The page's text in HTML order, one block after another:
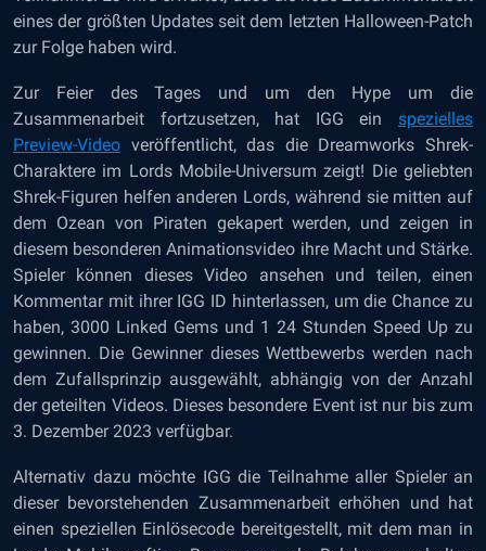
eines der größten Updates seit dem letzten Halloween-Patch
zur Folge haben wird.
Zur Feier des Tages und um den Hype um die
Zusammenarbeit fortzusetzen, hat IGG ein spezielles
Preview-Video veröffentlicht, das die Dreamworks Shrek-
Charaktere im Lords Mobile-Universum zeigt! Die geliebten
Shrek-Figuren helfen anderen Lords, während sie mitten auf
dem Ozean von Piraten gekapert werden, und zeigen in
diesem besonderen Animationsvideo ihre Macht und Stärke.
Spieler können dieses Video ansehen und teilen, einen
Kommentar mit ihrer IGG ID hinterlassen, um die Chance zu
haben, 3000 Linked Gems und 1 24 Stunden Speed Up zu
gewinnen. Die Gewinner dieses Wettbewerbs werden nach
dem Zufallsprinzip ausgewählt, abhängig von der Anzahl
der geteilten Videos. Dieses besondere Event ist nur bis zum
3. Dezember 2023 verfügbar.
Alternativ dazu möchte IGG die Teilnahme aller Spieler an
dieser bevorstehenden Zusammenarbeit erhöhen und hat
einen speziellen Einlösecode bereitgestellt, mit dem man in